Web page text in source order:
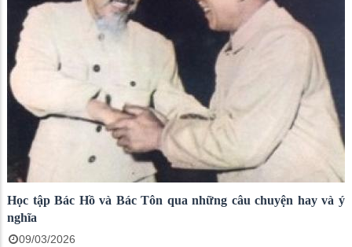
quán triệt tiếp thu kế học của ban Thường vụ Đảng ủy Chi bộ
Trung tâm đã chủ động xây dựng Kế hoạch năm 2026 của chi bộ
Trung tâm Dịch vụ tổng hợp phường Rạch Giá về chuyên đề Quý
III/2026 thực hiện Chuyên đề năm 2024 – 2025 “An Giang học tập
và làm theo tấm gương Bác Hồ, Bác Tôn về chăm lo đời sống
Nhân dân” và “Cán bộ, đảng viên tiếp tục thực hiện tốt trách
nhiệm nêu gương; khắc phục tình trạng sợ trách nhiệm, không
dám làm nhất bước vào năm thứ hai của công cuộc sáp nhập
thực hiện mô hình chính quyền 2 cấp.
Học tập Bác Hồ và Bác Tôn qua những câu chuyện hay và ý
nghĩa
09/03/2026